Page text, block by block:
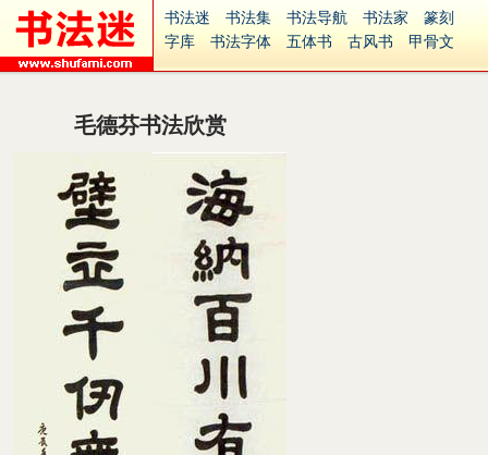
书法迷 书法集 书法导航 书法家
篆刻
字库
书法字体 五体书 古风书
甲骨文
集字
字形
古籍
中医
字体下载
免费字体
Ai矢量
P图宝
安全网站
毛德芬书法欣赏